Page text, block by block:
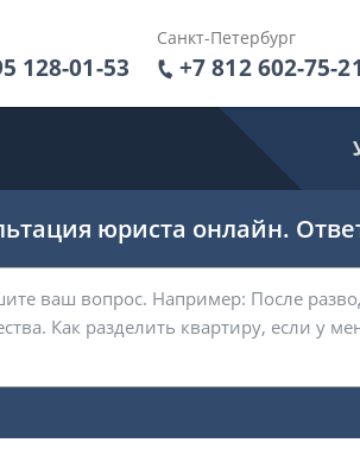
128-01-53
Санкт-Петербург
+7 812 602-75-21
юриста онлайн.